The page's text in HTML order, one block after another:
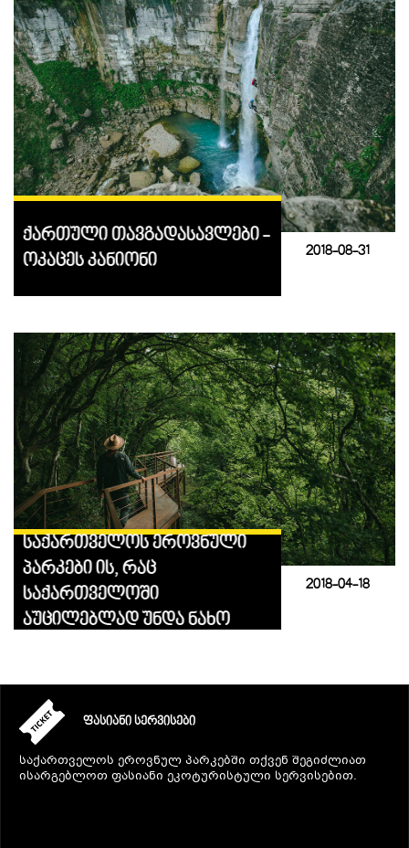
ქართული თავგადასავლები -
ოკაცეს კანიონი
2018-08-31
საქართველოს ეროვნული
პარკები ის, რაც
საქართველოში
აუცილებლად უნდა ნახო
2018-04-18
ᲤᲐᲡᲘᲐᲜᲘ ᲡᲔᲠᲕᲘᲡᲔᲑᲘ
საქართველოს ეროვნულ პარკებში თქვენ შეგიძლიათ
ისარგებლოთ ფასიანი ეკოტურისტული სერვისებით.